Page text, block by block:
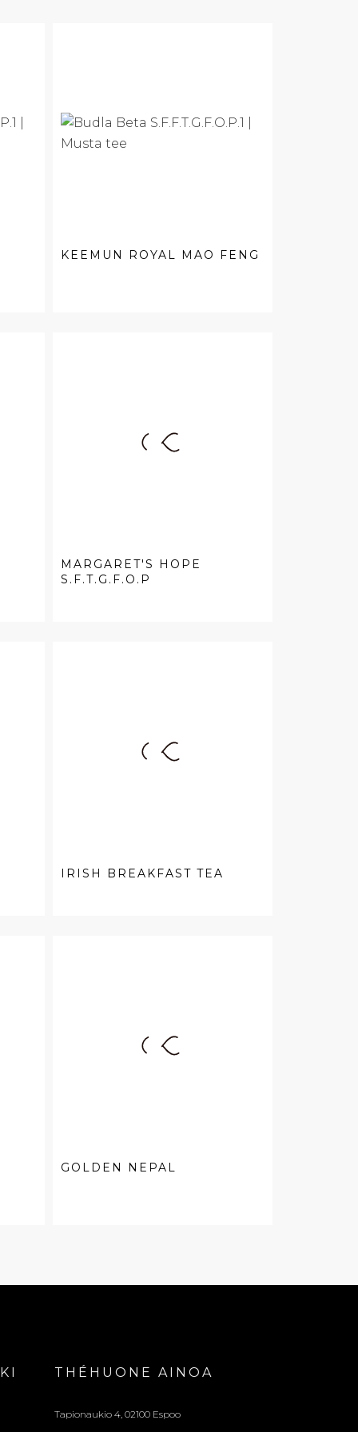
KEEMUN ROYAL MAO FENG
MARGARET'S HOPE
S.F.T.G.F.O.P
IRISH BREAKFAST TEA
GOLDEN NEPAL
THÉHUONE AINOA
Tapionaukio 4, 02100 Espoo